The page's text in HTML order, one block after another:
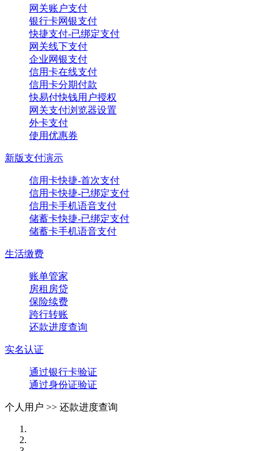
网关账户支付
银行卡网银支付
快捷支付-已绑定支付
网关线下支付
企业网银支付
信用卡在线支付
信用卡分期付款
快易付快钱用户授权
网关支付浏览器设置
外卡支付
使用优惠券
新版支付演示
信用卡快捷-首次支付
信用卡快捷-已绑定支付
信用卡手机语音支付
储蓄卡快捷-已绑定支付
储蓄卡手机语音支付
生活缴费
账单管家
房租房贷
保险续费
跨行转账
还款进度查询
实名认证
通过银行卡验证
通过身份证验证
个人用户 >> 还款进度查询